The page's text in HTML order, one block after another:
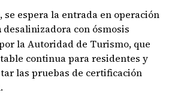
se espera la entrada en operación
desalinizadora con ósmosis
la Autoridad de Turismo, que
continua para residentes y
las pruebas de certificación